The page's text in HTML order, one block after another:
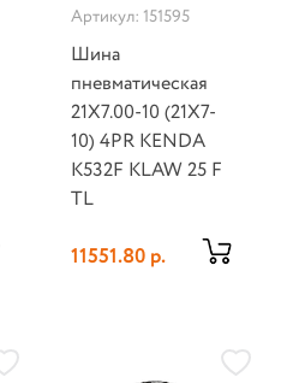
Артикул: 151595
Шина
пневматическая
21X7.00-10 (21X7-
10) 4PR KENDA
K532F KLAW 25 F
TL
11551.80 р.